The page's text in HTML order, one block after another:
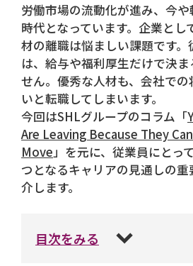
労働市場の流動化が進み、今
時代となっています。企業とし
材の離職は悩ましい課題です。
は、給与や福利厚生だけで決
せん。優秀な人材も、会社で
いと転職してしまいます。
今回はSHLグループのコラム「
Are Leaving Because They
Move 」を元に、従業員にとっ
つとなるキャリアの見通しの
介します。
目次をみる